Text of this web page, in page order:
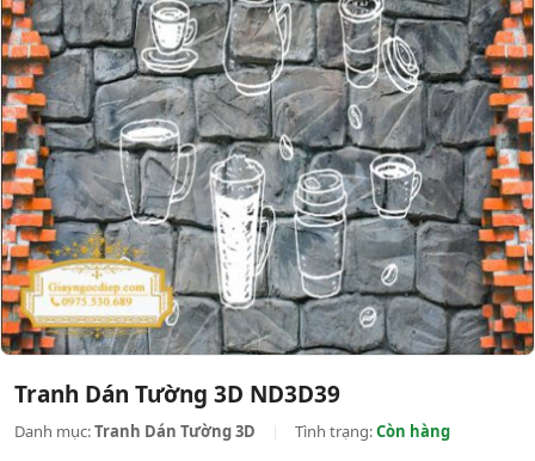
Tranh Dán Tường 3D ND3D39
Danh mục:Tranh Dán Tường 3D Tình trạng:Còn hàng